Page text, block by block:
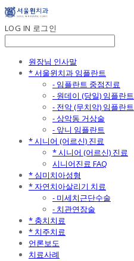
LOG IN 로그인
원장님 인사말
* 서울윈치과 임플란트
- 임플란트 중점진료
- 원데이 (당일) 임플란트
- 전악 (무치악) 임플란트
- 상악동 거상술
- 앞니 임플란트
* 시니어 (어르신) 진료
* 시니어 (어르신) 진료
시니어진료 FAQ
* 심미치아성형
* 자연치아살리기 치료
- 미세치근단수술
- 치관연장술
* 충치치료
* 치주치료
언론보도
치료사례